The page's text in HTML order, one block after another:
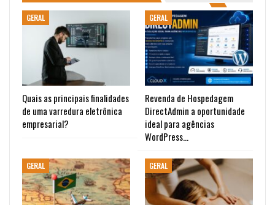
GERAL
Quais as principais finalidades
de uma varredura eletrônica
empresarial?
GERAL
Revenda de Hospedagem
DirectAdmin a oportunidade
ideal para agências
WordPress…
GERAL GERAL